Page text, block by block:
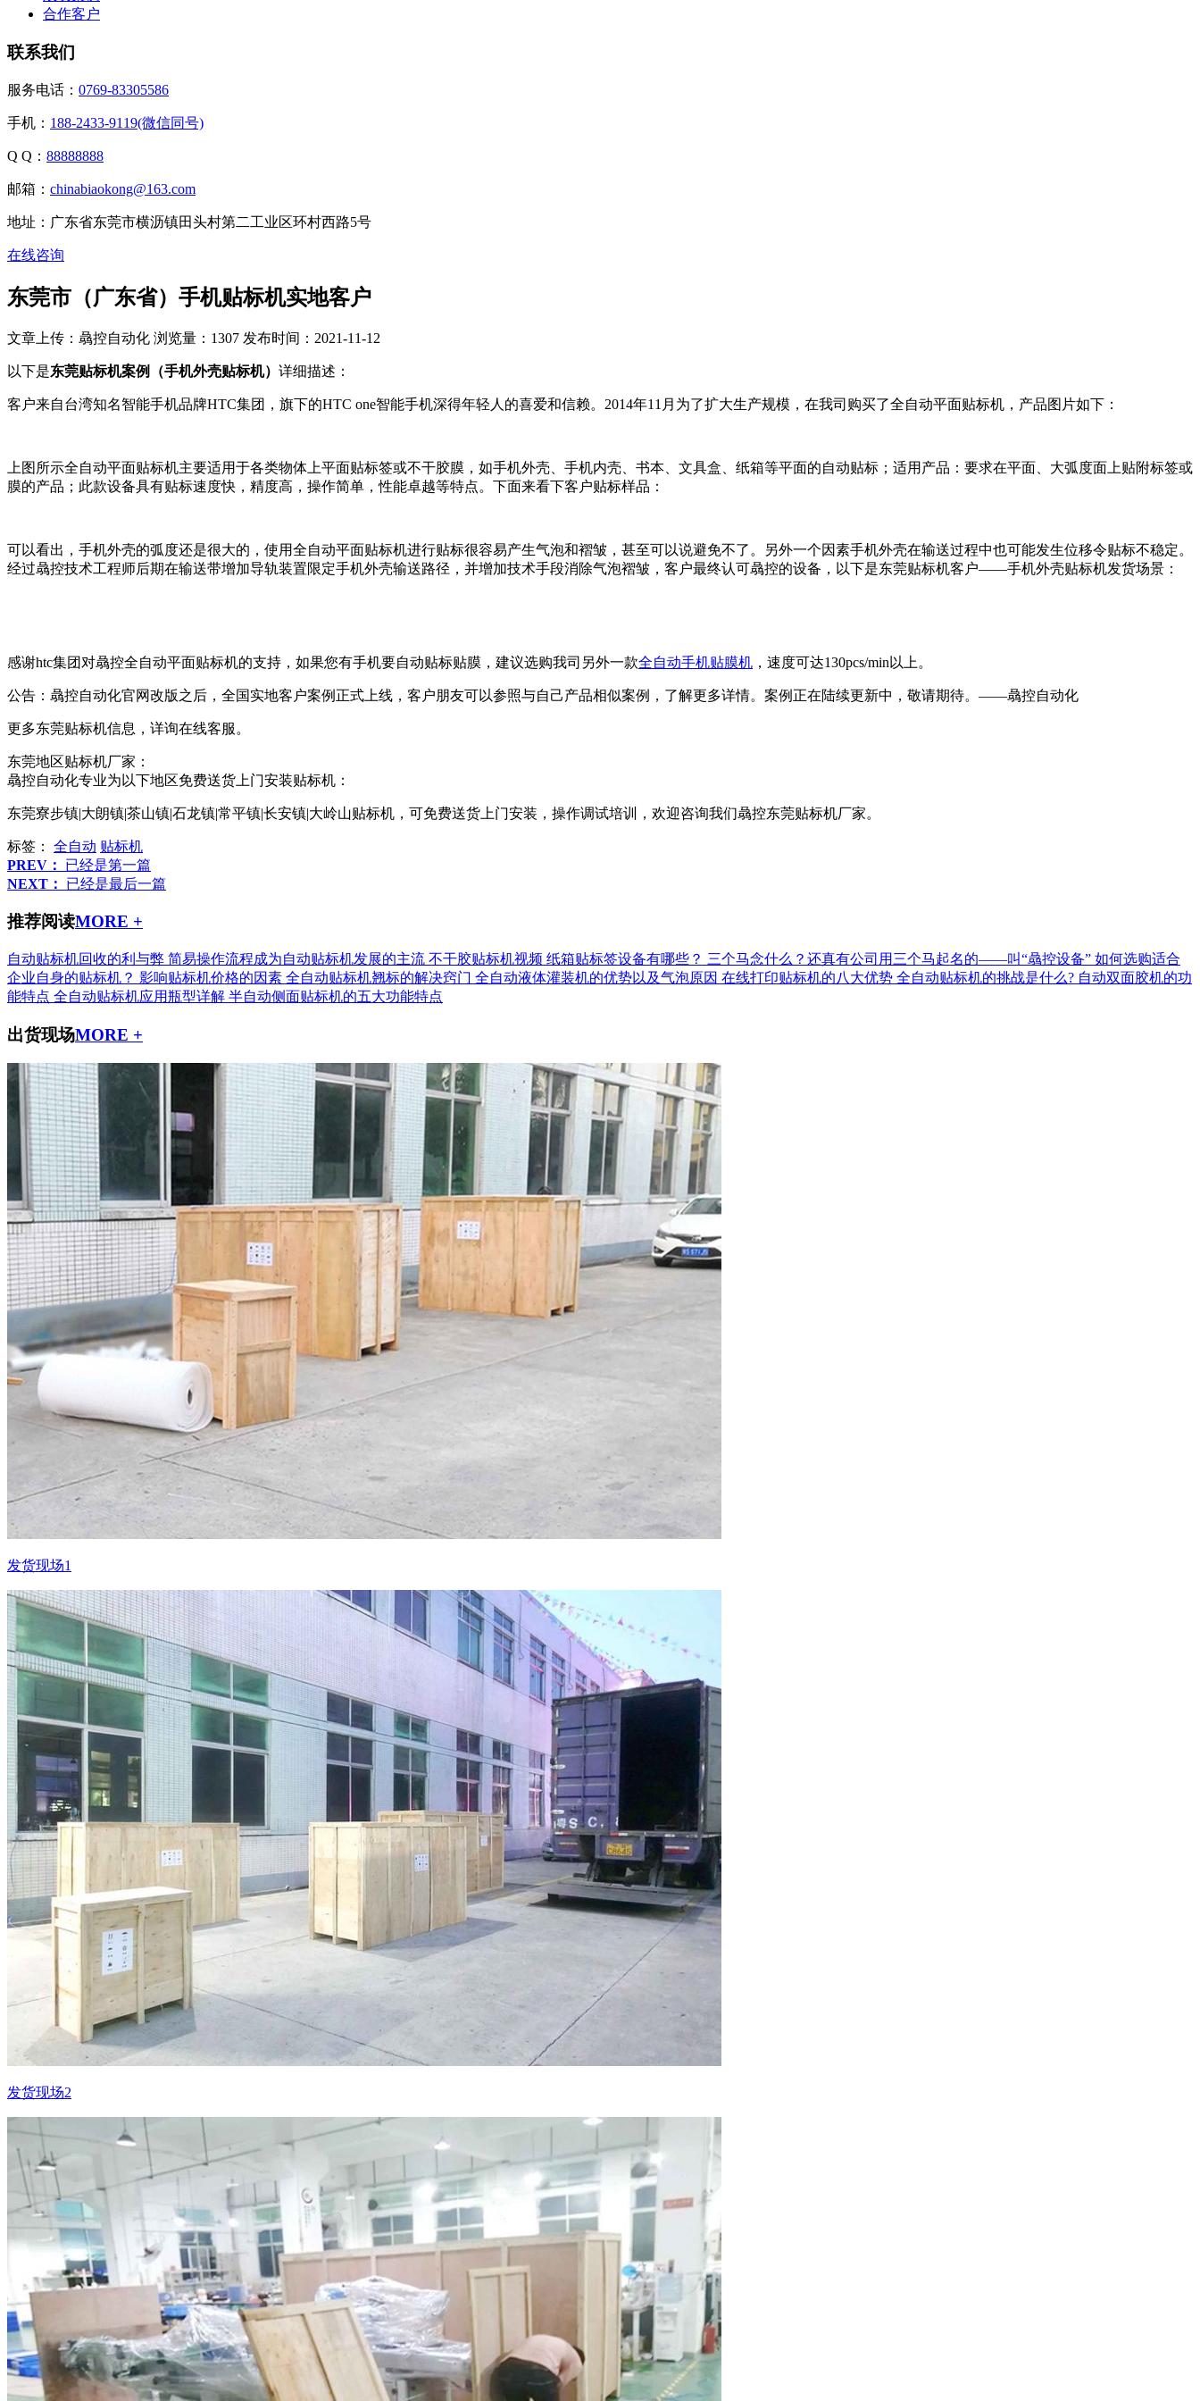
合作客户
联系我们
服务电话： 0769-83305586
手机： 188-2433-9119(微信同号)
Q Q： 88888888
邮箱： chinabiaokong@163.com
地址：广东省东莞市横沥镇田头村第二工业区环村西路5号
在线咨询
东莞市（广东省）手机贴标机实地客户
文章上传：骉控自动化 浏览量：1307 发布时间：2021-11-12
以下是东莞贴标机案例（手机外壳贴标机） 详细描述：
客户来自台湾知名智能手机品牌HTC集团，旗下的HTC one智能手机深得年轻人的喜爱和信赖。2014年11月为了扩大生产规模，在我司购买了全自动平面贴标机，产品图片如下：
上图所示全自动平面贴标机主要适用于各类物体上平面贴标签或不干胶膜，如手机外壳、手机内壳、书本、文具盒、纸箱等平面的自动贴标；适用产品：要求在平面、大弧度面上贴附标签或
膜的产品；此款设备具有贴标速度快，精度高，操作简单，性能卓越等特点。下面来看下客户贴标样品：
可以看出，手机外壳的弧度还是很大的，使用全自动平面贴标机进行贴标很容易产生气泡和褶皱，甚至可以说避免不了。另外一个因素手机外壳在输送过程中也可能发生位移令贴标不稳定。
经过骉控技术工程师后期在输送带增加导轨装置限定手机外壳输送路径，并增加技术手段消除气泡褶皱，客户最终认可骉控的设备，以下是东莞贴标机客户——手机外壳贴标机发货场景：
感谢htc集团对骉控全自动平面贴标机的支持，如果您有手机要自动贴标贴膜，建议选购我司另外一款全自动手机贴膜机 ，速度可达130pcs/min以上。
公告：骉控自动化官网改版之后，全国实地客户案例正式上线，客户朋友可以参照与自己产品相似案例，了解更多详情。案例正在陆续更新中，敬请期待。——骉控自动化
更多东莞贴标机信息，详询在线客服。
东莞地区贴标机厂家：
骉控自动化专业为以下地区免费送货上门安装贴标机：
东莞寮步镇|大朗镇|茶山镇|石龙镇|常平镇|长安镇|大岭山贴标机，可免费送货上门安装，操作调试培训，欢迎咨询我们骉控东莞贴标机厂家。
标签： 全自动 贴标机
PREV：
已经是第一篇
NEXT：
已经是最后一篇
推荐阅读MORE +
自动贴标机回收的利与弊 简易操作流程成为自动贴标机发展的主流 不干胶贴标机视频 纸箱贴标签设备有哪些？ 三个马念什么？还真有公司用三个马起名的——叫“骉控设备” 如何选购适合
企业自身的贴标机？ 影响贴标机价格的因素 全自动贴标机翘标的解决窍门 全自动液体灌装机的优势以及气泡原因 在线打印贴标机的八大优势 全自动贴标机的挑战是什么? 自动双面胶机的功
能特点 全自动贴标机应用瓶型详解 半自动侧面贴标机的五大功能特点
出货现场MORE +
发货现场1
发货现场2